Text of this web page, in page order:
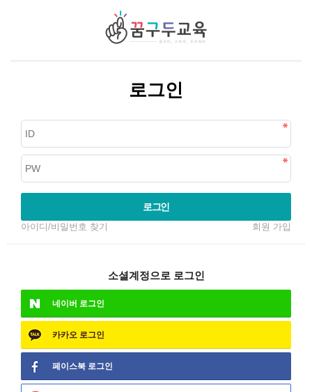
로그인
로그인
아이디/비밀번호 찾기 회원 가입
소셜계정으로 로그인
네이버 로그인
카카오 로그인
페이스북 로그인